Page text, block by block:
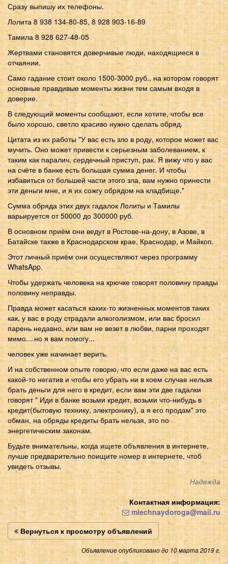
Сразу выпишу их телефоны.
Лолита 8 938 134-80-85, 8 928 903-16-89
Тамила 8 928 627-48-05
Жертвами становятся доверчивые люди, находящиеся в
отчаянии.
Само гадание стоит около 1500-3000 руб., на котором говорят
основные правдивые моменты жизни тем самым входя в
доверие.
В следующий моменты сообщают, если хотите, чтобы все
было хорошо, светло красиво нужно сделать обряд.
Цитата из их работы "У вас есть зло в роду, которое может вас
мучить. Оно может привести к серьезным заболеванием, к
таким как паралич, сердечный приступ, рак. Я вижу что у вас
на счёте в банке есть большая сумма денег. И чтобы
избавиться от большей части этого зла, вам нужно принести
эти деньги мне, и я их сожгу обрядом на кладбище."
Сумма обряда этих двух гадалок Лолиты и Тамилы
варьируется от 50000 до 300000 руб.
В основном приём они ведут в Ростове-на-дону, в Азове, в
Батайске также в Краснодарском крае, Краснодар, и Майкоп.
Этот личный приём они осуществляют через программу
WhatsApp.
Чтобы удержать человека на крючке говорят половину правды
половину неправды.
Правда может касаться каких-то жизненных моментов таких
как, у вас в роду страдали алкоголизмом, или вас бросил
парень недавно, или вам не везет в любви, парни проходят
мимо....но я вам помогу...
человек уже начинает верить.
И на собственном опыте говорю, что если даже на вас есть
какой-то негатив и чтобы его убрать ни в коем случае нельзя
брать деньги для него в кредит, если вам эти две гадалки
говорят " Иди в банке возьми кредит, возьми что-нибудь в
кредит(бытовую технику, электронику), а я его продам" это
обман, на обряды кредиты брать нельзя, это по
энергетическим законам.
Будьте внимательны, когда ищете объявления в интернете,
лучше предварительно поищите номер в интернете, чтоб
увидеть отзывы.
Надежда
Контактная информация:
mlechnaydoroga@mail.ru
Вернуться к просмотру объявлений
Объявление опубликовано до 10 марта 2019 г.